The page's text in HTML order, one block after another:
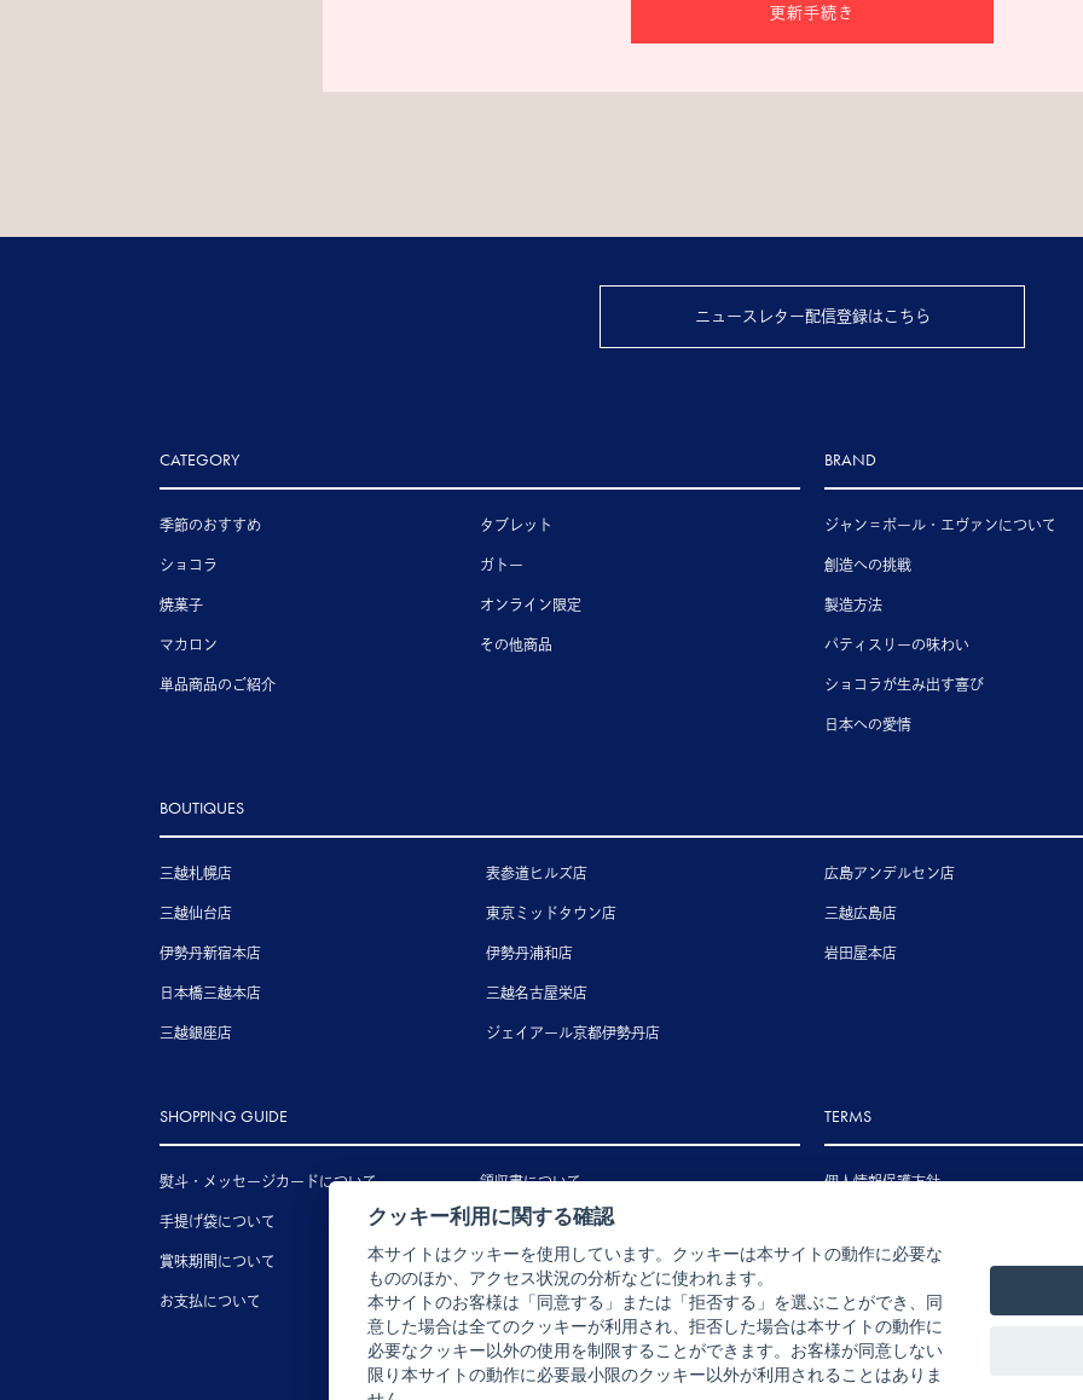
更新手続き
ニュースレター配信登録はこちら
CATEGORY
季節のおすすめ
ショコラ
焼菓子
マカロン
単品商品のご紹介
タブレット
ガトー
オンライン限定
その他商品
BRAND
ジャン＝ポール・エヴァンについて
創造への挑戦
製造方法
パティスリーの味わい
ショコラが生み出す喜び
日本への愛情
BOUTIQUES
三越札幌店
三越仙台店
伊勢丹新宿本店
日本橋三越本店
三越銀座店
表参道ヒルズ店
東京ミッドタウン店
伊勢丹浦和店
三越名古屋栄店
ジェイアール京都伊勢丹店
広島アンデルセン店
三越広島店
岩田屋本店
SHOPPING GUIDE
熨斗・メッセージカードについて
手提げ袋について
賞味期間について
お支払について
領収書について
送料について
配送について
キャンセル・返品・交換について
TERMS
個人情報保護方針
クッキー利用に関する確認
本サイトはクッキーを使用しています。クッキーは本サイトの動作に必要な
もののほか、アクセス状況の分析などに使われます。
本サイトのお客様は「同意する」または「拒否する」を選ぶことができ、同
意した場合は全てのクッキーが利用され、拒否した場合は本サイトの動作に
必要なクッキー以外の使用を制限することができます。お客様が同意しない
限り本サイトの動作に必要最小限のクッキー以外が利用されることはありま